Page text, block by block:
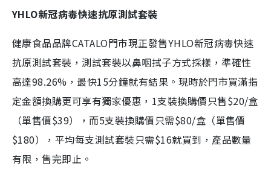
YHLO新冠病毒快速抗原測試套裝
健康食品品牌CATALO門市現正發售YHLO新冠病毒快速
抗原測試套裝，測試套裝以鼻咽拭子方式採樣，準確性
高達98.26%，最快15分鐘就有結果。現時於門市買滿指
定金額換購更可享有獨家優惠，1支裝換購價只售$20/盒
（單售價$39），而5支裝換購價只需$80/盒（單售價
$180），平均每支測試套裝只需$16就買到，產品數量
有限，售完即止。